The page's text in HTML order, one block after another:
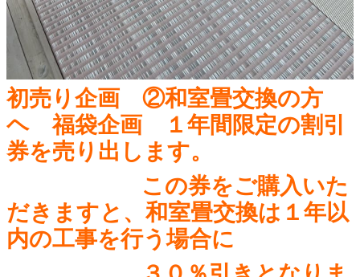
初売り企画 ②和室畳交換の方
ヘ 福袋企画 １年間限定の割引
券を売り出します。
この券をご購入いた
だきますと、和室畳交換は１年以
内の工事を行う場合に